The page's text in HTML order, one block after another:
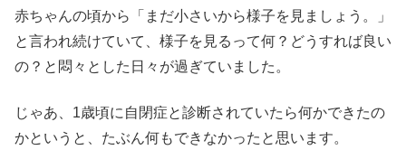
赤ちゃんの頃から「まだ小さいから様子を見ましょう。」
と言われ続けていて、様子を見るって何？どうすれば良い
の？と悶々とした日々が過ぎていました。
じゃあ、1歳頃に自閉症と診断されていたら何かできたの
かというと、たぶん何もできなかったと思います。